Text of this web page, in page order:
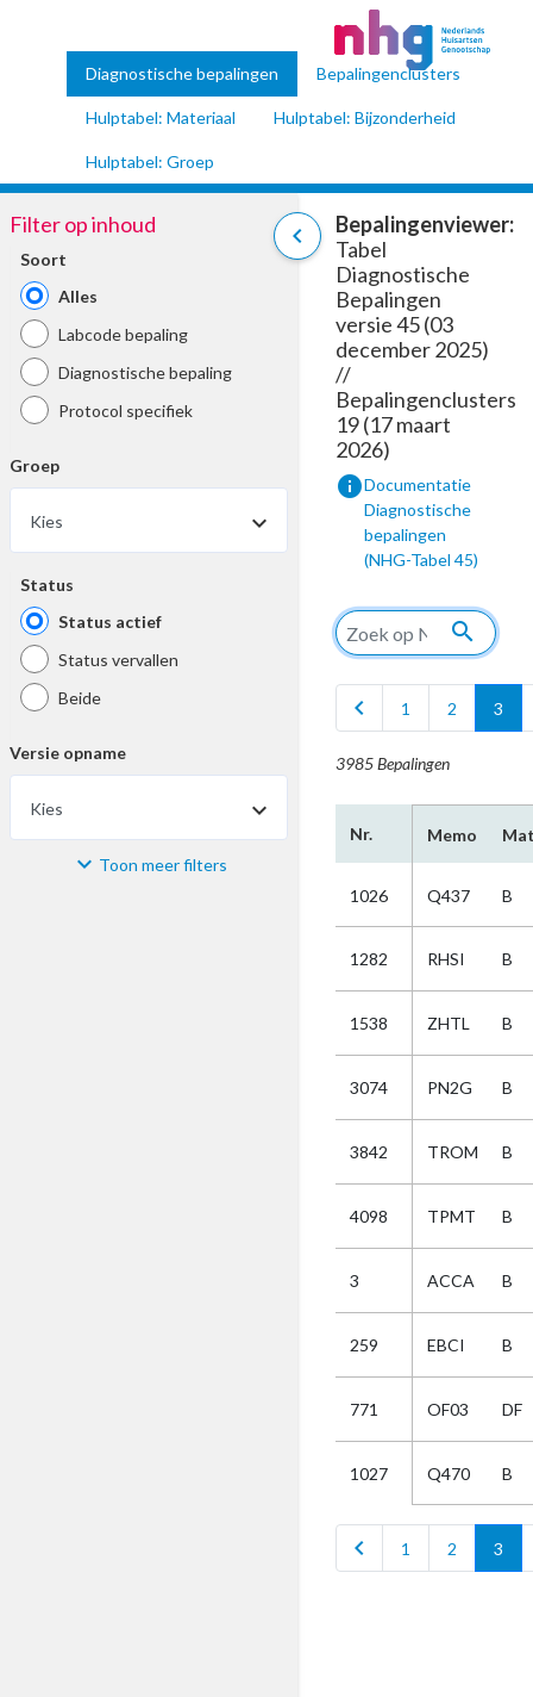
Diagnostische bepalingen Bepalingenclusters
Hulptabel: Materiaal Hulptabel: Bijzonderheid
Hulptabel: Groep
chevron_left
Filter op inhoud
Soort
Alles
Labcode bepaling
Diagnostische bepaling
Protocol specifiek
Groep
Kies
Status
Status actief
Status vervallen
Beide
Versie opname
Kies
Materiaal Toon meer filters
Bepalingenviewer:
Tabel
Diagnostische
Bepalingen
versie 45 (03
december 2025)
//
Bepalingenclusters
19 (17 maart
2026)
infoDocumentatie
Diagnostische
bepalingen
(NHG-Tabel 45)
search
chevron_left 1 2 3
3985 Bepalingen
Nr. Memo
1026 Q437 B
1282 RHSI B
1538 ZHTL B
3074 PN2G B
3842 TROM B
4098 TPMT B
3 ACCA B
259 EBCI B
771 OF03 DF
1027 Q470 B
chevron_left 1 2 3